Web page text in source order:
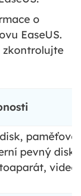
o
EaseUS.
zkontrolujte
pevný disk,
video